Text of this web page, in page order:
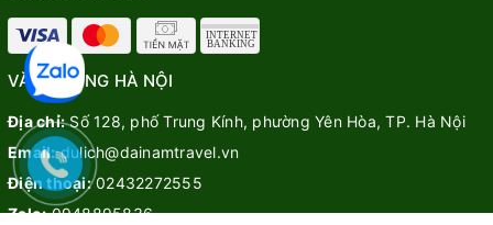
VĂN PHÒNG HÀ NỘI
Địa chỉ:Số 128, phố Trung Kính, phường Yên Hòa, TP. Hà Nội
Email: dulich@dainamtravel.vn
Điện thoại: 02432272555
Zalo: 0948895836